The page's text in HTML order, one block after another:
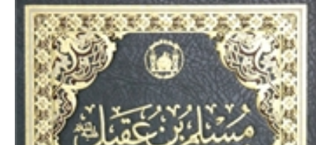
Download